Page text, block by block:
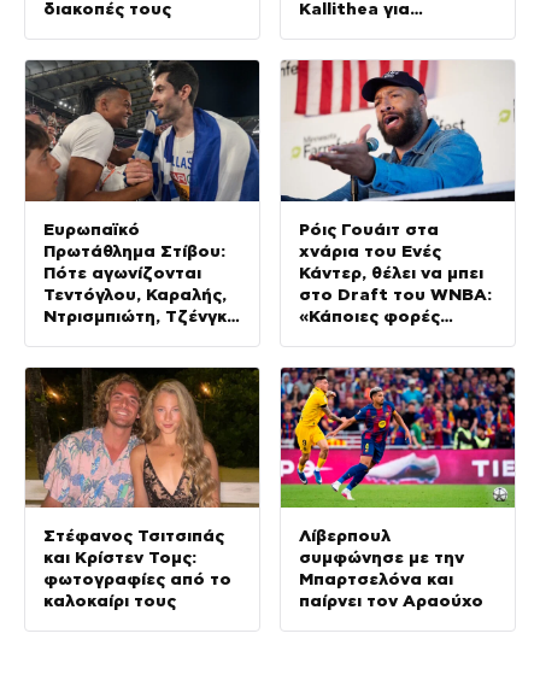
διακοπές τους
Kallithea για
Ευρωπαϊκό
Πρωτάθλημα Στίβου:
Πότε αγωνίζονται
Τεντόγλου, Καραλής,
Ντρισμπιώτη, Τζένγκο
Ρόις Γουάιτ στα
χνάρια του Ενές
Κάντερ, θέλει να μπει
στο Draft του WNBA:
«Κάποιες φορές
Στέφανος Τσιτσιπάς
και Κρίστεν Τομς:
φωτογραφίες από το
καλοκαίρι τους
Λίβερπουλ
συμφώνησε με την
Μπαρτσελόνα και
παίρνει τον Αραούχο